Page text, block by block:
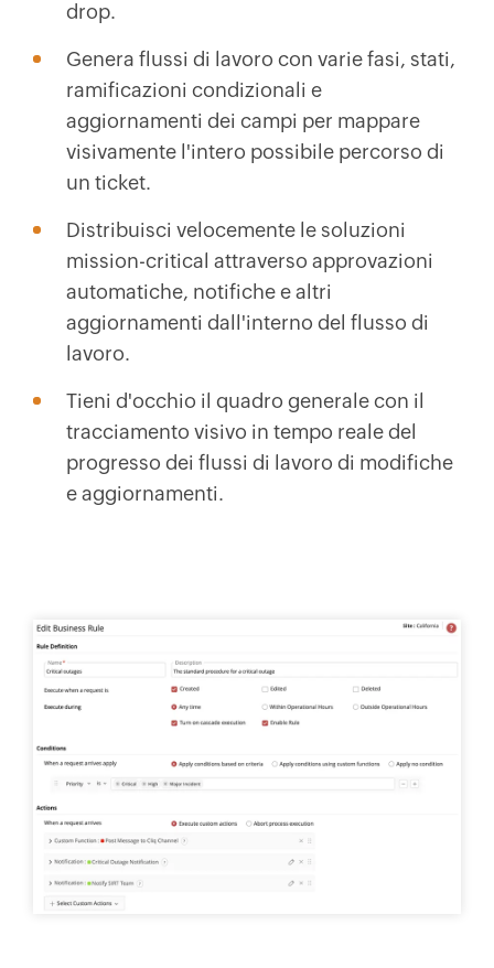
drop.
Genera flussi di lavoro con varie fasi, stati,
ramificazioni condizionali e
aggiornamenti dei campi per mappare
visivamente l'intero possibile percorso di
un ticket.
Distribuisci velocemente le soluzioni
mission-critical attraverso approvazioni
automatiche, notifiche e altri
aggiornamenti dall'interno del flusso di
lavoro.
Tieni d'occhio il quadro generale con il
tracciamento visivo in tempo reale del
progresso dei flussi di lavoro di modifiche
e aggiornamenti.